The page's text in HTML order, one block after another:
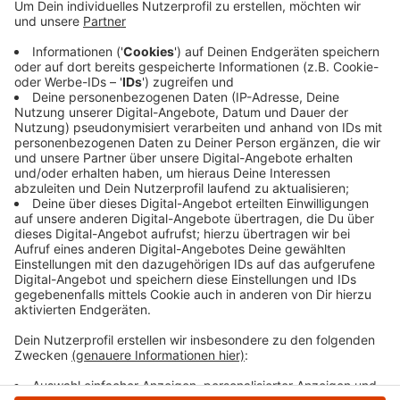
der Straße wurde durch das Feuer beschädigt,
deswegen sperrte das Ordnungsamt noch in der
Nacht die Straßenseite, auf der es gebrannt hat.
Die Sperrung beginnt ca. 50 Meter nach der Straße
"In den Eichen". Wann die Sperrung aufgehoben
wird, ist noch unklar.
Veröffentlicht:Donnerstag, 24.10.2024 12:43
Anzeige
Anzeige